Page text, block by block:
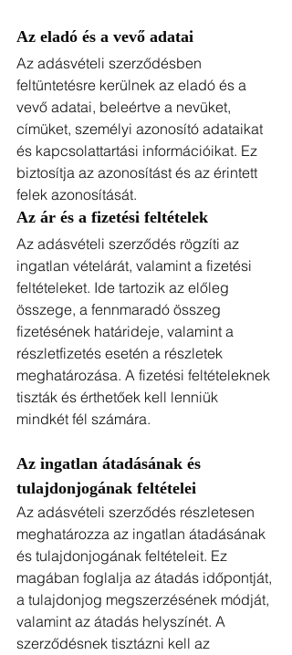
Az eladó és a vevő adatai
Az adásvételi szerződésben
feltüntetésre kerülnek az eladó és a
vevő adatai, beleértve a nevüket,
címüket, személyi azonosító adataikat
és kapcsolattartási információikat. Ez
biztosítja az azonosítást és az érintett
felek azonosítását.
Az ár és a fizetési feltételek
Az adásvételi szerződés rögzíti az
ingatlan vételárát, valamint a fizetési
feltételeket. Ide tartozik az előleg
összege, a fennmaradó összeg
fizetésének határideje, valamint a
részletfizetés esetén a részletek
meghatározása. A fizetési feltételeknek
tiszták és érthetőek kell lenniük
mindkét fél számára.
Az ingatlan átadásának és
tulajdonjogának feltételei
Az adásvételi szerződés részletesen
meghatározza az ingatlan átadásának
és tulajdonjogának feltételeit. Ez
magában foglalja az átadás időpontját,
a tulajdonjog megszerzésének módját,
valamint az átadás helyszínét. A
szerződésnek tisztázni kell az